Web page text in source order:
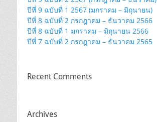
ปีที่ 9 ฉบับที่ 1 2567 (มกราคม – มิถุนายน)
ปีที่ 8 ฉบับที่ 2 กรกฎาคม – ธันวาคม 2566
ปีที่ 8 ฉบับที่ 1 มกราคม – มิถุนายน 2566
ปีที่ 7 ฉบับที่ 2 กรกฎาคม – ธันวาคม 2565
Recent Comments
Archives